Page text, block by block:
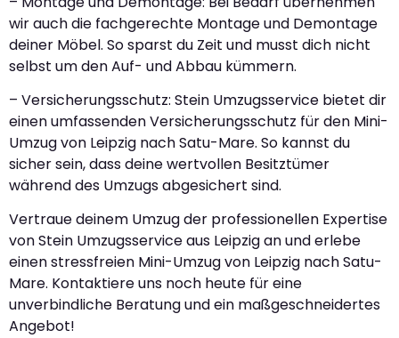
wir auch die fachgerechte Montage und Demontage
deiner Möbel. So sparst du Zeit und musst dich nicht
selbst um den Auf- und Abbau kümmern.
– Versicherungsschutz: Stein Umzugsservice bietet dir
einen umfassenden Versicherungsschutz für den Mini-
Umzug von Leipzig nach Satu-Mare. So kannst du
sicher sein, dass deine wertvollen Besitztümer
während des Umzugs abgesichert sind.
Vertraue deinem Umzug der professionellen Expertise
von Stein Umzugsservice aus Leipzig an und erlebe
einen stressfreien Mini-Umzug von Leipzig nach Satu-
Mare. Kontaktiere uns noch heute für eine
unverbindliche Beratung und ein maßgeschneidertes
Angebot!